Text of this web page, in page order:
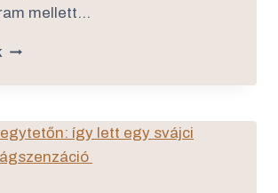
mellett…